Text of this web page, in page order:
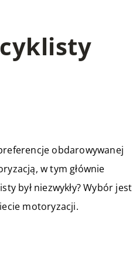
obdarowywanej
w tym głównie
był niezwykły? Wybór jest
motoryzacji.